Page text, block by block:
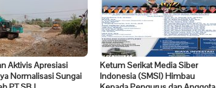
Aktivis Apresiasi
Normalisasi Sungai
Ketum Serikat Media Siber
Indonesia (SMSI) Himbau